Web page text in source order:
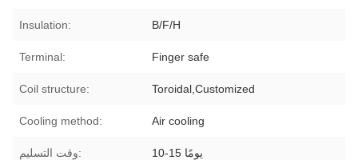
Insulation: B/F/H
Terminal: Finger safe
Coil structure: Toroidal,Customized
Cooling method: Air cooling
وقت التسليم: 10-15 يومًا